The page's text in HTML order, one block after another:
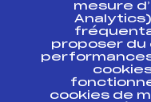
Ressources
Pass’Neige
Projet sportif
Projet de
mesure
Analytics)
proposer du
cookies de